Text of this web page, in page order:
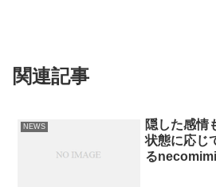
関連記事
NEWS
隠した感情
状態に応じ
る